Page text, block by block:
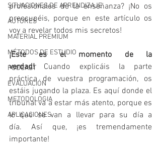
SITUACIONES DE APRENDIZAJE
AUTORES
MATERIAL PREMIUM
MÉTODOS DE ESTUDIO
PODCAST
EVALUACIÓN
METODOLOGIA
APLICACIONES
profesionales de la enseñanza? ¡No os
preocupéis, porque en este artículo os
voy a revelar todos mis secretos!
¡Este es el momento de la
verdad! Cuando explicáis la parte
práctica de vuestra programación, os
estáis jugando la plaza. Es aquí donde el
tribunal va a estar más atento, porque es
lo que se van a llevar para su día a
día. Así que, ¡es tremendamente
importante!